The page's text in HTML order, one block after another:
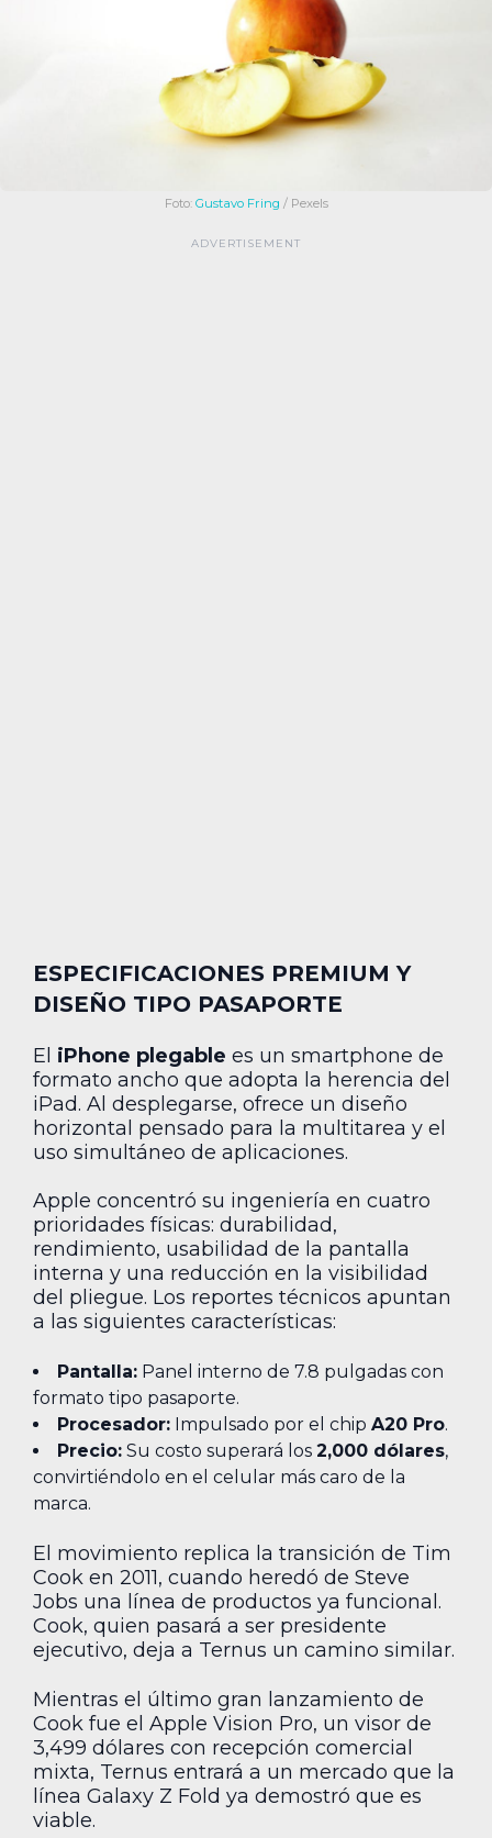
Foto: Gustavo Fring / Pexels
ESPECIFICACIONES PREMIUM Y
DISEÑO TIPO PASAPORTE
El iPhone plegable es un smartphone de
formato ancho que adopta la herencia del
iPad. Al desplegarse, ofrece un diseño
horizontal pensado para la multitarea y el
uso simultáneo de aplicaciones.
Apple concentró su ingeniería en cuatro
prioridades físicas: durabilidad,
rendimiento, usabilidad de la pantalla
interna y una reducción en la visibilidad
del pliegue. Los reportes técnicos apuntan
a las siguientes características:
Pantalla: Panel interno de 7.8 pulgadas con
formato tipo pasaporte.
Procesador: Impulsado por el chip A20 Pro.
Precio: Su costo superará los 2,000 dólares,
convirtiéndolo en el celular más caro de la
marca.
El movimiento replica la transición de Tim
Cook en 2011, cuando heredó de Steve
Jobs una línea de productos ya funcional.
Cook, quien pasará a ser presidente
ejecutivo, deja a Ternus un camino similar.
Mientras el último gran lanzamiento de
Cook fue el Apple Vision Pro, un visor de
3,499 dólares con recepción comercial
mixta, Ternus entrará a un mercado que la
línea Galaxy Z Fold ya demostró que es
viable.